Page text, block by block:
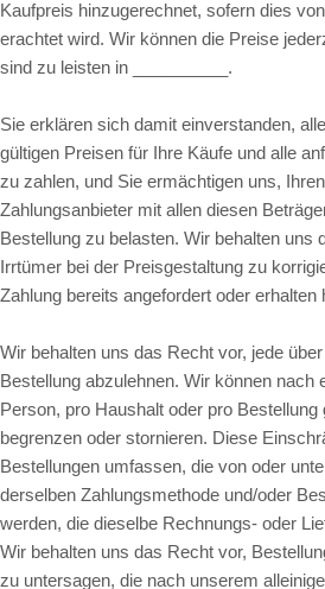
Kaufpreis hinzugerechnet, sofern dies
erachtet wird. Wir können die Preise
sind zu leisten in __________.
Sie erklären sich damit einverstanden,
gültigen Preisen für Ihre Käufe und alle
zu zahlen, und Sie ermächtigen uns,
Zahlungsanbieter mit allen diesen
Bestellung zu belasten. Wir behalten uns
Irrtümer bei der Preisgestaltung zu
Zahlung bereits angefordert oder erhalten
Wir behalten uns das Recht vor, jede
Bestellung abzulehnen. Wir können nach
Person, pro Haushalt oder pro Bestellung
begrenzen oder stornieren. Diese
Bestellungen umfassen, die von oder
derselben Zahlungsmethode und/oder
werden, die dieselbe Rechnungs- oder
Wir behalten uns das Recht vor,
zu untersagen, die nach unserem